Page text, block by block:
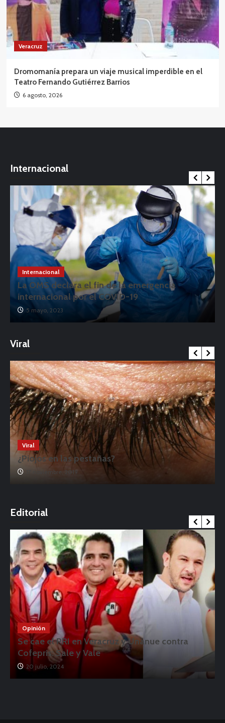
Veracruz
Dromomanía prepara un viaje musical imperdible en el
Teatro Fernando Gutiérrez Barrios
6 agosto, 2026
Internacional
Internacional
La OMS declara el fin de la emergencia
internacional por el COVID-19
5 mayo, 2023
Viral
Viral
¿Piojos en las pestañas?
17 noviembre, 2019
Editorial
Opinión
Se cae el PRI en Veracruz y Unánue contra
Cofepris: Sale y Vale
20 julio, 2024